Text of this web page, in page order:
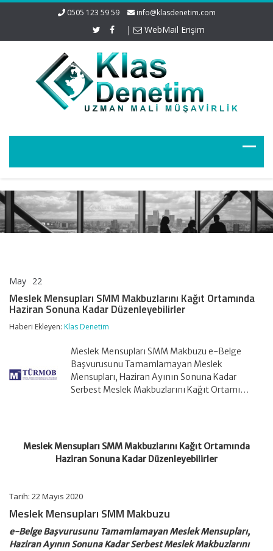
0505 123 59 59 info@klasdenetim.com
| WebMail Erişim
May 22
SMM
Makbuzlarını
Kağıt
Ortamında
Sonuna
Kadar
Düzenleyebilirler
Meslek Mensupları SMM Makbuzlarını Kağıt Ortamında
Haziran Sonuna Kadar Düzenleyebilirler
Haberi Ekleyen: Klas Denetim
Meslek Mensupları SMM Makbuzu e-Belge
Başvurusunu Tamamlamayan Meslek
Mensupları, Haziran Ayının Sonuna Kadar
Serbest Meslek Makbuzlarını Kağıt Ortamı…
Meslek Mensupları SMM Makbuzlarını Kağıt Ortamında
Haziran Sonuna Kadar Düzenleyebilirler
Tarih: 22 Mayıs 2020
Meslek Mensupları SMM Makbuzu
e-Belge Başvurusunu Tamamlamayan Meslek Mensupları,
Haziran Ayının Sonuna Kadar Serbest Meslek Makbuzlarını